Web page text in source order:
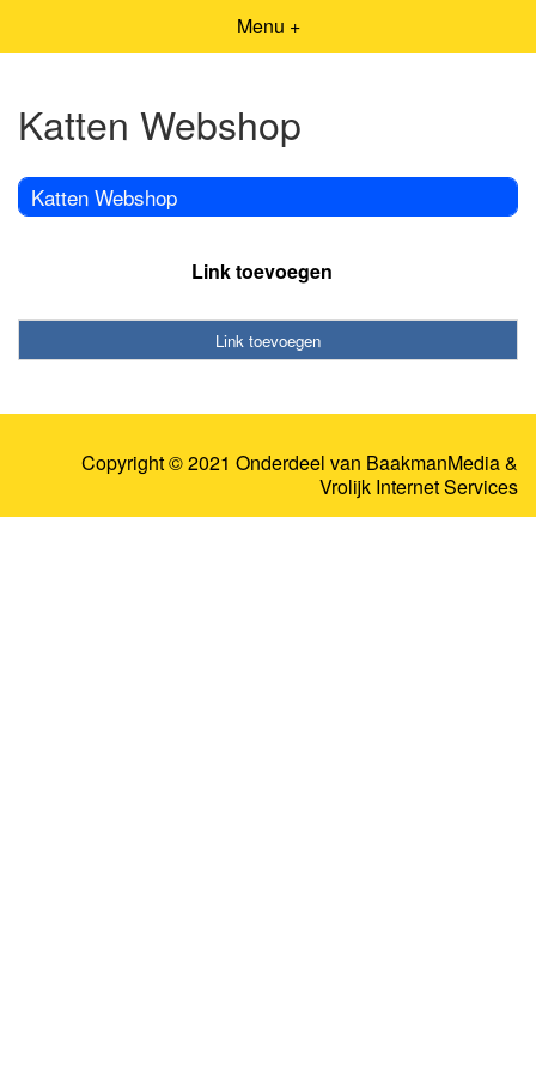
Menu +
Katten Webshop
Katten Webshop
Link toevoegen
Link toevoegen
Copyright © 2021 Onderdeel van BaakmanMedia&
Vrolijk Internet Services